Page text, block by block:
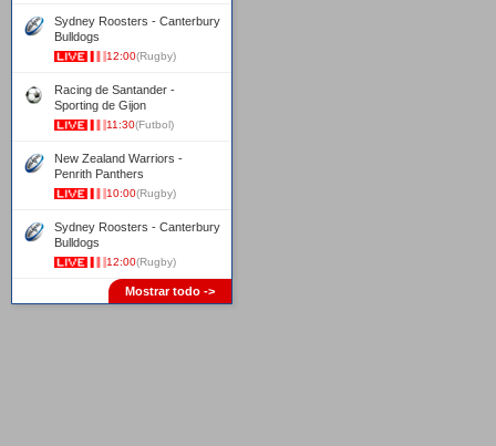
Sydney Roosters - Canterbury
Bulldogs
12:00(Rugby)
Racing de Santander -
Sporting de Gijon
11:30(Futbol)
New Zealand Warriors -
Penrith Panthers
10:00(Rugby)
Sydney Roosters - Canterbury
Bulldogs
12:00(Rugby)
Mostrar todo ->